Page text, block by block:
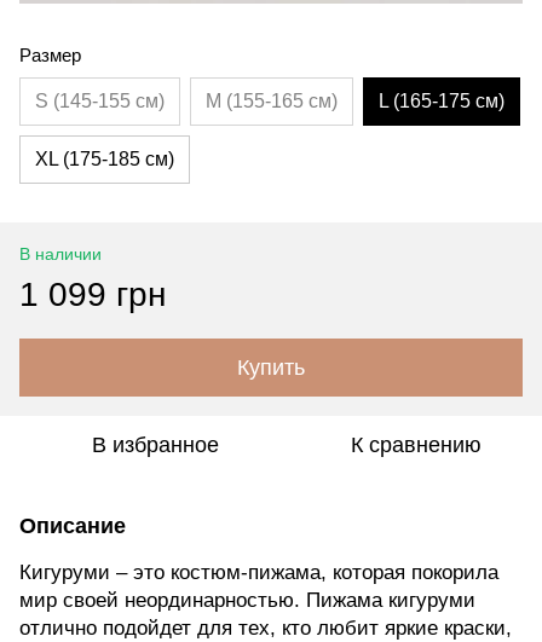
Размер
S (145-155 см) M (155-165 см) L (165-175 см)
XL (175-185 см)
В наличии
1 099 грн
Купить
В избранное К сравнению
Описание
Кигуруми – это костюм-пижама, которая покорила
мир своей неординарностью. Пижама кигуруми
отлично подойдет для тех, кто любит яркие краски,